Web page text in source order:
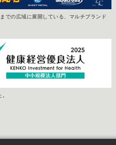
での広域に展開している、マルチブランド